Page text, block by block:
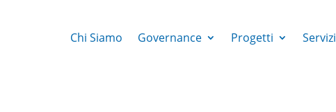
Chi Siamo Governance Progetti Servizi